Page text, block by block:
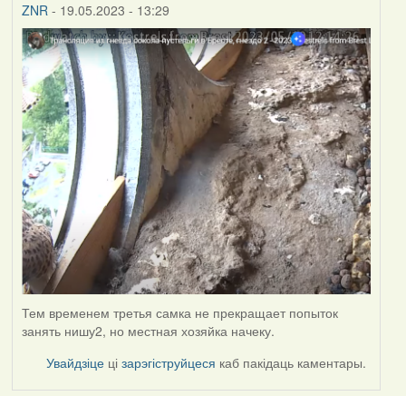
ZNR- 19.05.2023 - 13:29
Тем временем третья самка не прекращает попыток
занять нишу2, но местная хозяйка начеку.
Увайдзіце цізарэгіструйцеся каб пакідаць каментары.